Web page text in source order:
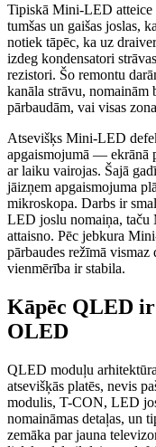
Tipiskā Mini-LED atteice
tumšas un gaišas joslas,
notiek tāpēc, ka uz
izdeg kondensatori
rezistori. Šo remontu
kanāla strāvu, nomainām
pārbaudām, vai visas
Atsevišķs Mini-LED
apgaismojumā — ekrānā
ar laiku vairojas. Šajā
jāizņem apgaismojuma
mikroskopa. Darbs ir
LED joslu nomaiņa, taču
attaisno. Pēc jebkura
pārbaudes režīmā
vienmērība ir stabila.
Kāpēc QLED
OLED
QLED moduļu
atsevišķās platēs, nevis
modulis, T-CON, LED
nomaināmas detaļas, un
zemāka par jauna